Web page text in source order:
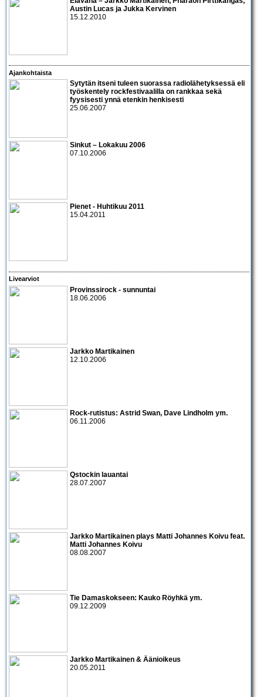
Austin Lucas ja Jukka Kervinen
15.12.2010
Ajankohtaista
Sytytän itseni tuleen suorassa radiolähetyksessä eli
työskentely rockfestivaalilla on rankkaa sekä
fyysisesti ynnä etenkin henkisesti
25.06.2007
Sinkut – Lokakuu 2006
07.10.2006
Pienet - Huhtikuu 2011
15.04.2011
Livearviot
Provinssirock - sunnuntai
18.06.2006
Jarkko Martikainen
12.10.2006
Rock-rutistus: Astrid Swan, Dave Lindholm ym.
06.11.2006
Qstockin lauantai
28.07.2007
Jarkko Martikainen plays Matti Johannes Koivu feat.
Matti Johannes Koivu
08.08.2007
Tie Damaskokseen: Kauko Röyhkä ym.
09.12.2009
Jarkko Martikainen & Äänioikeus
20.05.2011